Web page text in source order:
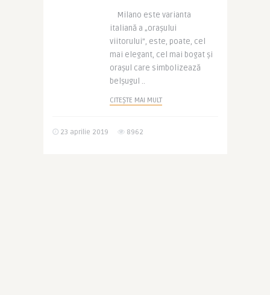
Milano este varianta
italiană a „orașului
viitorului”, este, poate, cel
mai elegant, cel mai bogat și
orașul care simbolizează
belșugul ..
CITEȘTE MAI MULT
23 aprilie 2019 8962